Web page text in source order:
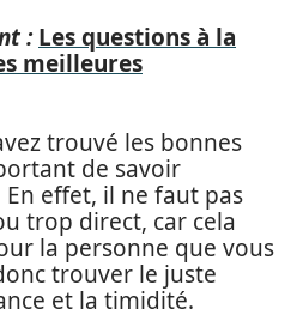
: Les questions à la
meilleures
trouvé les bonnes
de savoir
effet, il ne faut pas
trop direct, car cela
la personne que vous
trouver le juste
et la timidité.